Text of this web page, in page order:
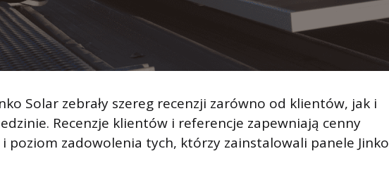
Solar zebrały szereg recenzji zarówno od klientów, jak i
Recenzje klientów i referencje zapewniają cenny
poziom zadowolenia tych, którzy zainstalowali panele Jinko